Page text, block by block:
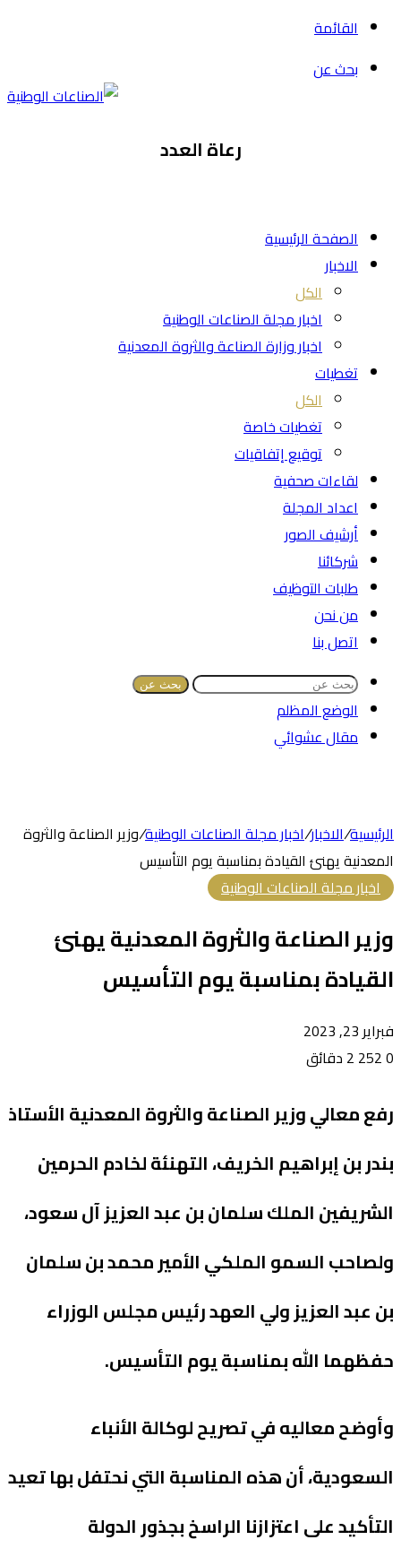
القائمة
بحث عن
رعاة العدد
الصفحة الرئيسية
الاخبار
الكل
اخبار مجلة الصناعات الوطنية
اخبار وزارة الصناعة والثروة المعدنية
تغطيات
الكل
تغطيات خاصة
توقيع إتفاقيات
لقاءات صحفية
اعداد المجلة
أرشيف الصور
شركائنا
طلبات التوظيف
من نحن
اتصل بنا
بحث عن
الوضع المظلم
مقال عشوائي
الرئيسية/الاخبار/اخبار مجلة الصناعات الوطنية/وزير الصناعة والثروة
المعدنية يهنئ القيادة بمناسبة يوم التأسيس
اخبار مجلة الصناعات الوطنية
وزير الصناعة والثروة المعدنية يهنئ
القيادة بمناسبة يوم التأسيس
فبراير 23, 2023
0
2 دقائق
رفع معالي وزير الصناعة والثروة المعدنية الأستاذ
بندر بن إبراهيم الخريف، التهنئة لخادم الحرمين
الشريفين الملك سلمان بن عبد العزيز آل سعود،
ولصاحب السمو الملكي الأمير محمد بن سلمان
بن عبد العزيز ولي العهد رئيس مجلس الوزراء
حفظهما الله بمناسبة يوم التأسيس.
وأوضح معاليه في تصريح لوكالة الأنباء
السعودية، أن هذه المناسبة التي نحتفل بها تعيد
التأكيد على اعتزازنا الراسخ بجذور الدولة